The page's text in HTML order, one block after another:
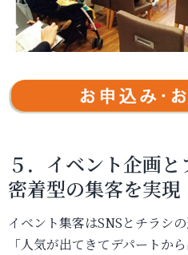
５． イベント企画
密着型の集客を実現
イベント集客はSNSとチラシ
「人気が出てきてデパートか